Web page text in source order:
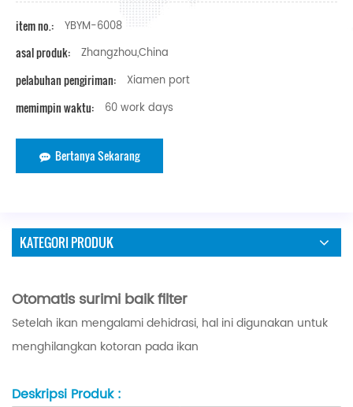
item no.:
YBYM-6008
asal produk:
Zhangzhou,China
pelabuhan pengiriman:
Xiamen port
memimpin waktu:
60 work days
Bertanya Sekarang
KATEGORI PRODUK
Otomatis surimi baik filter
Setelah ikan mengalami dehidrasi, hal ini digunakan untuk
menghilangkan kotoran pada ikan
Deskripsi Produk :